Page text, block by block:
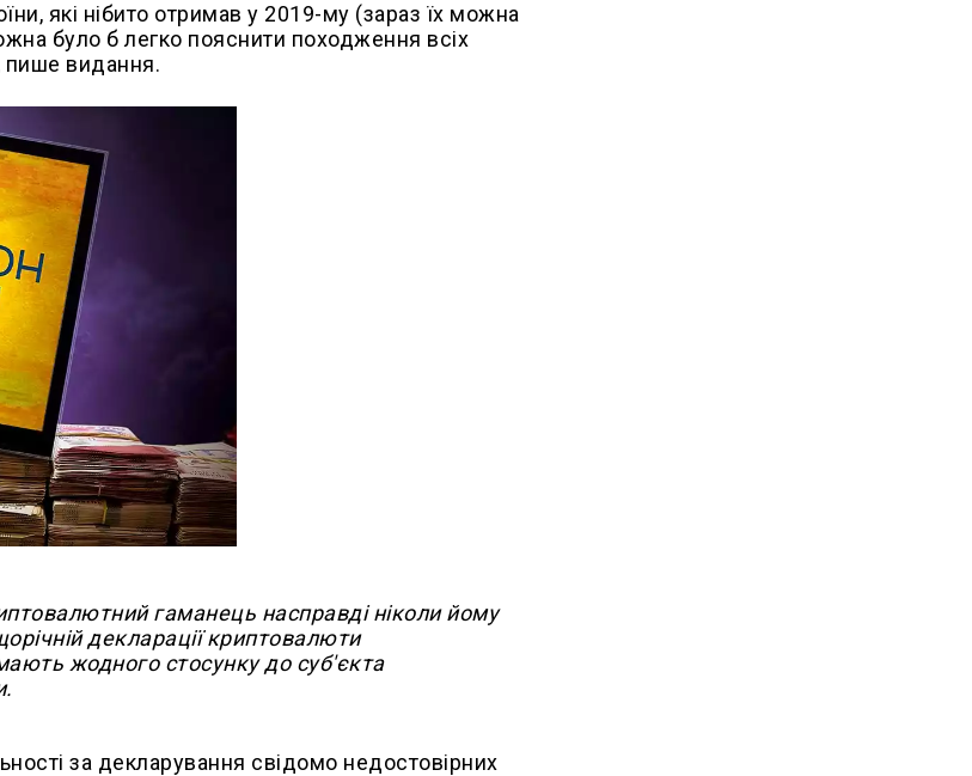
які нібито отримав у 2019-му (зараз їх можна
було б легко пояснити походження всіх
пише видання.
гаманець насправді ніколи йому
декларації криптовалюти
жодного стосунку до суб'єкта
за декларування свідомо недостовірних